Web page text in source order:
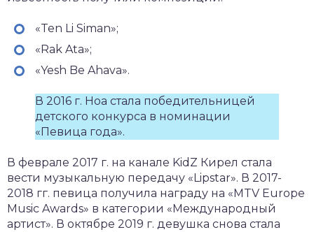
«Ten Li Siman»;
«Rak Ata»;
«Yesh Be Ahava».
В 2016 г. Ноа стала победительницей
детского конкурса в номинации
«Певица года».
В феврале 2017 г. на канале KidZ Кирел стала
вести музыкальную передачу «Lipstar». В 2017-
2018 гг. певица получила награду на «MTV Europe
Music Awards» в категории «Международный
артист». В октябре 2019 г. девушка снова стала